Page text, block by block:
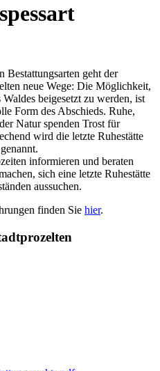
geht der
neue Wege: Die Möglichkeit,
beigesetzt zu werden, ist
Form des Abschieds. Ruhe,
Natur spenden Trost für
wird die letzte Ruhestätte
informieren und beraten
sich eine letzte Ruhestätte
aussuchen.
finden Sie hier.